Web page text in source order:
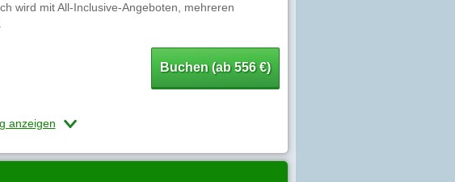
wird mit All-Inclusive-Angeboten, mehreren
Buchen (ab 556 €)
anzeigen